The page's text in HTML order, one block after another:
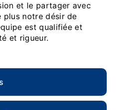
et le partager avec
plus notre désir de
est qualifiée et
et rigueur.